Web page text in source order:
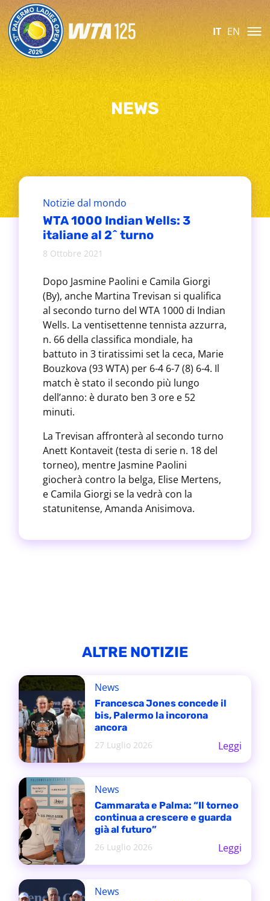
IT EN
NEWS
Notizie dal mondo
WTA 1000 Indian Wells: 3
italiane al 2^ turno
8 Ottobre 2021
Dopo Jasmine Paolini e Camila Giorgi
(By), anche Martina Trevisan si qualifica
al secondo turno del WTA 1000 di Indian
Wells. La ventisettenne tennista azzurra,
n. 66 della classifica mondiale, ha
battuto in 3 tiratissimi set la ceca, Marie
Bouzkova (93 WTA) per 6-4 6-7 (8) 6-4. Il
match è stato il secondo più lungo
dell’anno: è durato ben 3 ore e 52
minuti.
La Trevisan affronterà al secondo turno
Anett Kontaveit (testa di serie n. 18 del
torneo), mentre Jasmine Paolini
giocherà contro la belga, Elise Mertens,
e Camila Giorgi se la vedrà con la
statunitense, Amanda Anisimova.
ALTRE NOTIZIE
News
Francesca Jones concede il
bis, Palermo la incorona
ancora
27 Luglio 2026
Leggi
News
Cammarata e Palma: “Il torneo
continua a crescere e guarda
già al futuro”
26 Luglio 2026
Leggi
News